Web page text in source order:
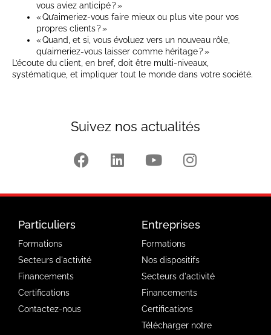
vous aviez anticipé ? »
« Qu’aimeriez-vous faire mieux ou plus vite pour vos
propres clients ? »
« Quand, et si, vous évoluez vers un nouveau rôle,
qu’aimeriez-vous laisser comme héritage ? »
L’écoute du client, en bref, doit être multi-niveaux,
systématique, et impliquer tout le monde dans votre société.
Suivez nos actualités
Particuliers
Formations
Secteurs d'activité
Financements
Certifications
Contactez-nous
Entreprises
Formations
Nos dispositifs
Secteurs d'activité
Financements
Certifications
Télécharger notre